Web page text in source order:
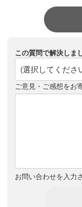
この質問で解決しま
(選択してくださ
ご意見・ご感想をお
お問い合わせを入力